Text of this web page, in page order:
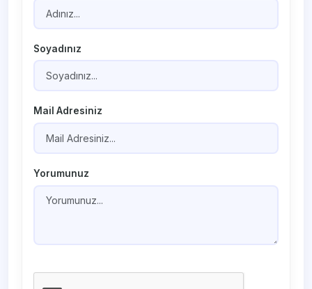
Soyadınız
Mail Adresiniz
Yorumunuz